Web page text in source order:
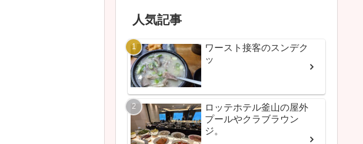
人気記事
ワースト接客のスンデク
ッ
ロッテホテル釜山の屋外
プールやクラブラウン
ジ。